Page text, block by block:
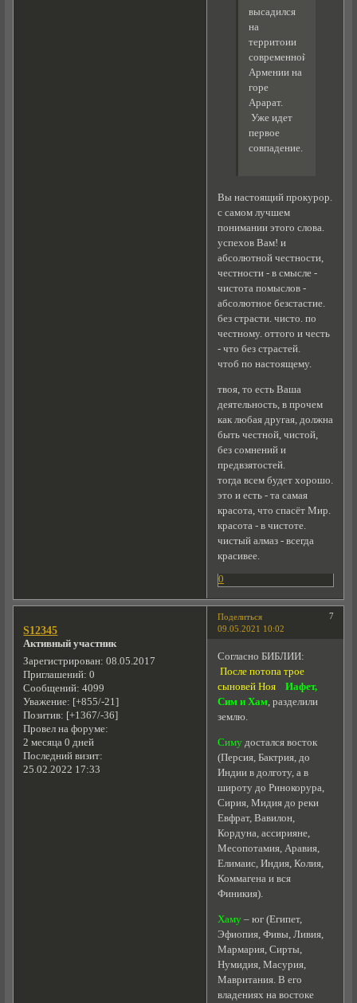
высадился
на
территоии
современной
Армении на
горе
Арарат.
Уже идет
первое
совпадение.
Вы настоящий прокурор.
с самом лучшем
понимании этого слова.
успехов Вам! и
абсолютной честности,
честности - в смысле -
чистота помыслов -
абсолютное безстастие.
без страсти. чисто. по
честному. оттого и честь
- что без страстей.
чтоб по настоящему.
твоя, то есть Ваша
деятельность, в прочем
как любая другая, должна
быть честной, чистой,
без сомнений и
предвзятостей.
тогда всем будет хорошо.
это и есть - та самая
красота, что спасёт Мир.
красота - в чистоте.
чистый алмаз - всегда
красивее.
0
Поделиться
7
09.05.2021 10:02
S12345
Активный участник
Зарегистрирован: 08.05.2017
Приглашений: 0
Сообщений: 4099
Уважение: [+855/-21]
Позитив: [+1367/-36]
Провел на форуме:
2 месяца 0 дней
Последний визит:
25.02.2022 17:33
Согласно БИБЛИИ:
После потопа трое
сыновей Ноя
Иафет,
Сим и Хам, разделили
землю.
Симудостался восток
(Персия, Бактрия, до
Индии в долготу, а в
широту до Ринокорура,
Сирия, Мидия до реки
Евфрат, Вавилон,
Кордуна, ассирияне,
Месопотамия, Аравия,
Елимаис, Индия, Колия,
Коммагена и вся
Финикия).
Хаму– юг (Египет,
Эфиопия, Фивы, Ливия,
Мармария, Сирты,
Нумидия, Масурия,
Мавритания. B его
владениях на востоке